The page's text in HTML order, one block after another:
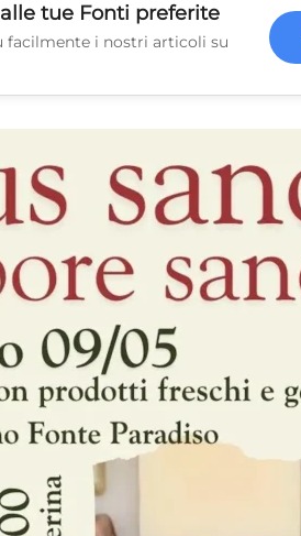
tue Fonti preferite
facilmente i nostri articoli su